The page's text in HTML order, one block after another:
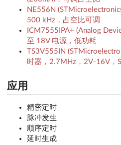
NE556N
500 kHz，占空比可调
ICM7555IPA+ (Analog
至 18V 电源，低功耗
TS3V555IN
时器，2.7MHz，2V-16V，
应用
精密定时
脉冲发生
顺序定时
延时生成